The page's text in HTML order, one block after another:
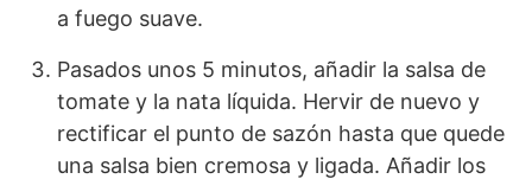
a fuego suave.
Pasados unos 5 minutos, añadir la salsa de
tomate y la nata líquida. Hervir de nuevo y
rectificar el punto de sazón hasta que quede
una salsa bien cremosa y ligada. Añadir los